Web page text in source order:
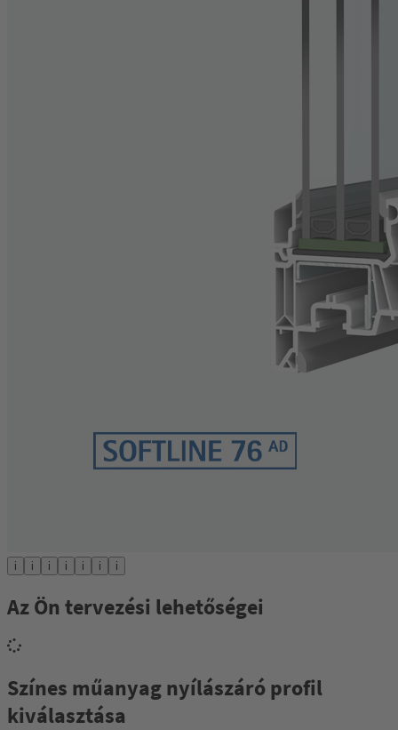
i i i i i i i
Az Ön tervezési lehetőségei
Színes műanyag nyílászáró profil
kiválasztása